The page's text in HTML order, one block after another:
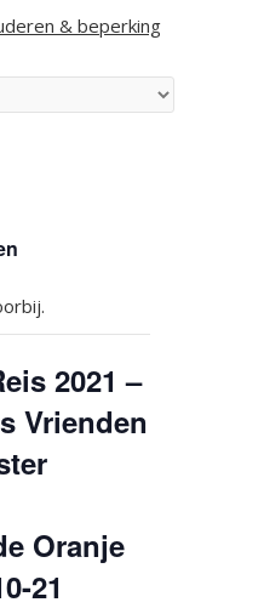
2021 –
Vrienden
Oranje
21